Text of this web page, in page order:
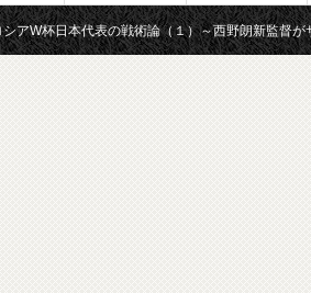
表の戦術論（１）～西野朗新監督がサッカーのス